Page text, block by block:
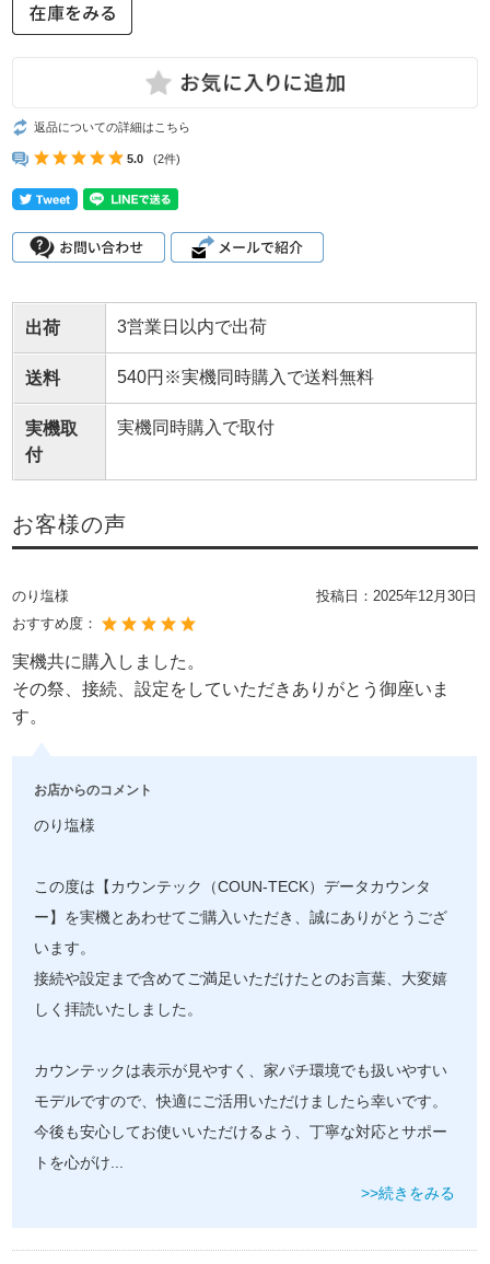
返品についての詳細はこちら
5.0 (2件)
出荷 3営業日以内で出荷
送料 540円※実機同時購入で送料無料
実機取
付
実機同時購入で取付
お客様の声
のり塩様 投稿日：2025年12月30日
おすすめ度：
実機共に購入しました。
その祭、接続、設定をしていただきありがとう御座いま
す。
お店からのコメント
のり塩様
この度は【カウンテック（COUN-TECK）データカウンタ
ー】を実機とあわせてご購入いただき、誠にありがとうござ
います。
接続や設定まで含めてご満足いただけたとのお言葉、大変嬉
しく拝読いたしました。
カウンテックは表示が見やすく、家パチ環境でも扱いやすい
モデルですので、快適にご活用いただけましたら幸いです。
今後も安心してお使いいただけるよう、丁寧な対応とサポー
トを心がけ...
>>続きをみる